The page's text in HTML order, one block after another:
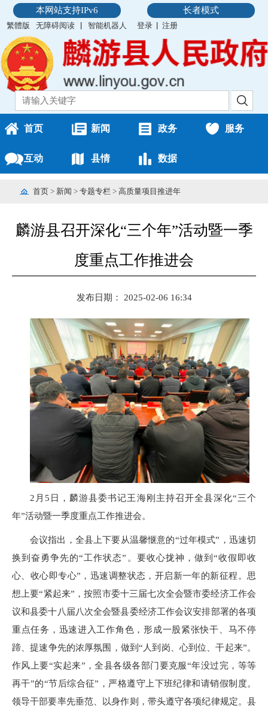
本网站支持IPv6 长者模式
繁體版 无障碍阅读 智能机器人 登录 注册
首页 新闻 政务 服务
互动 县情 数据
首页 > 新闻 > 专题专栏 > 高质量项目推进年
麟游县召开深化“三个年”活动暨一季
度重点工作推进会
发布日期： 2025-02-06 16:34
2月5日，麟游县委书记王海刚主持召开全县深化“三个
年”活动暨一季度重点工作推进会。
会议指出，全县上下要从温馨惬意的“过年模式”，迅速切
换到奋勇争先的“工作状态”。要收心拢神，做到“收假即收
心、收心即专心”，迅速调整状态，开启新一年的新征程。思
想上要“紧起来”，按照市委十三届七次全会暨市委经济工作会
议和县委十八届八次全会暨县委经济工作会议安排部署的各项
重点任务，迅速进入工作角色，形成一股紧张快干、马不停
蹄、提速争先的浓厚氛围，做到“人到岗、心到位、干起来”。
作风上要“实起来”，全县各级各部门要克服“年没过完，等等
再干”的“节后综合征”，严格遵守上下班纪律和请销假制度。
领导干部要率先垂范、以身作则，带头遵守各项纪律规定。县